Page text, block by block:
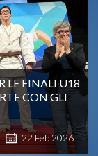
LE FINALI U18
CON GLI
22 Feb2026